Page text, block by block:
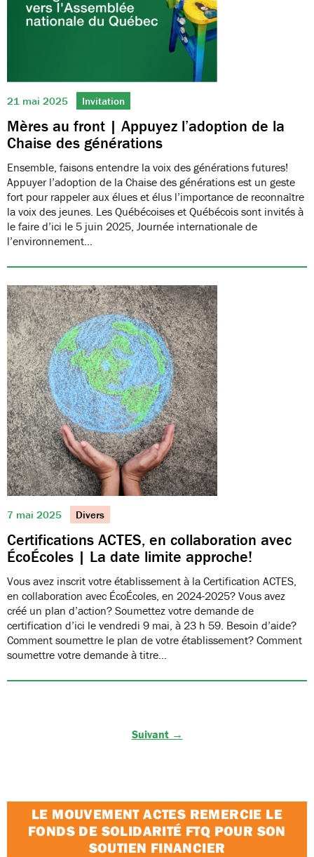
21 mai 2025 Invitation
Mères au front | Appuyez l’adoption de la
Chaise des générations
Ensemble, faisons entendre la voix des générations futures!
Appuyer l’adoption de la Chaise des générations est un geste
fort pour rappeler aux élues et élus l’importance de reconnaître
la voix des jeunes. Les Québécoises et Québécois sont invités à
le faire d’ici le 5 juin 2025, Journée internationale de
l’environnement…
7 mai 2025 Divers
Certifications ACTES, en collaboration avec
ÉcoÉcoles | La date limite approche!
Vous avez inscrit votre établissement à la Certification ACTES,
en collaboration avec ÉcoÉcoles, en 2024-2025? Vous avez
créé un plan d’action? Soumettez votre demande de
certification d’ici le vendredi 9 mai, à 23 h 59. Besoin d’aide?
Comment soumettre le plan de votre établissement? Comment
soumettre votre demande à titre…
Suivant →
LE MOUVEMENT ACTES REMERCIE LE
FONDS DE SOLIDARITÉ FTQ POUR SON
SOUTIEN FINANCIER